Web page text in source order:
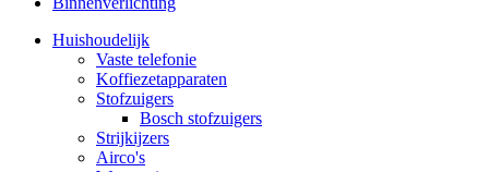
Huishoudelijk
Vaste telefonie
Koffiezetapparaten
Stofzuigers
Bosch stofzuigers
Strijkijzers
Airco's